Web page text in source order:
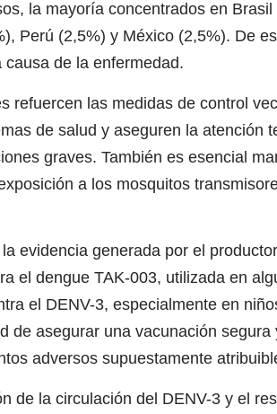
la mayoría concentrados en
Perú (2,5%) y México (2,5%). De
de la enfermedad.
refuercen las medidas de control
de salud y aseguren la atención
graves. También es esencial
a los mosquitos
evidencia generada por el
el dengue TAK-003, utilizada en
el DENV-3, especialmente en
de asegurar una vacunación
adversos supuestamente
de la circulación del DENV-3 y el